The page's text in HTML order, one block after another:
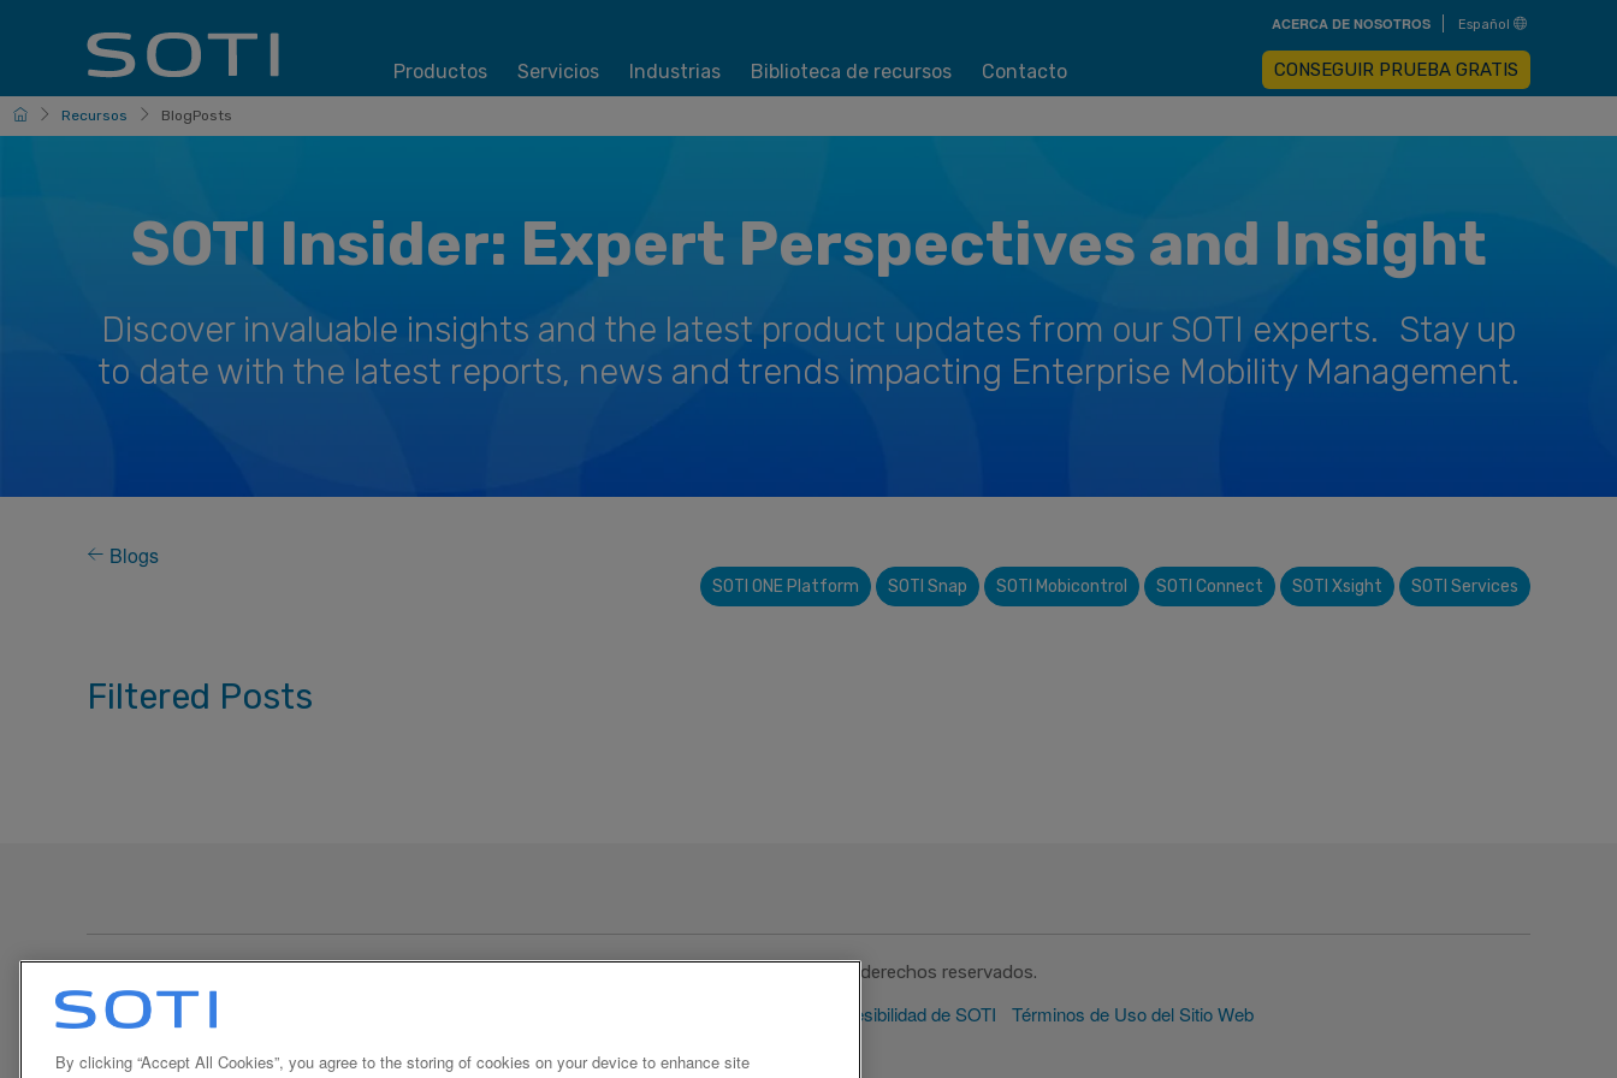
Skip
to
content
ACERCA DE NOSOTROS Español
Productos Servicios Industrias Biblioteca de recursos Contacto CONSEGUIR PRUEBA GRATIS
EspanolRecursos BlogPosts
SOTI Insider: Expert Perspectives and Insight
Discover invaluable insights and the latest product updates from our SOTI experts. Stay up
to date with the latest reports, news and trends impacting Enterprise Mobility Management.
Blogs
SOTI ONE Platform SOTI Snap SOTI Mobicontrol SOTI Connect SOTI Xsight SOTI Services
Filtered Posts
© 1995-2026 SOTI Inc. Todos los derechos reservados.
Política de Accesibilidad de SOTI Términos de Uso del Sitio Web
By clicking “Accept All Cookies”, you agree to the storing of cookies on your device to enhance site